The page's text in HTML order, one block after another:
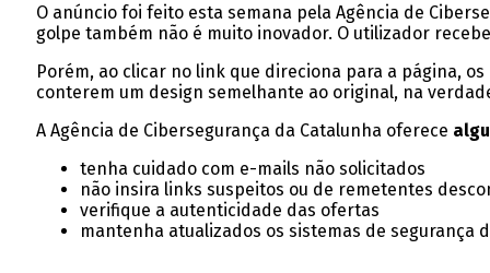
O anúncio foi feito esta semana pela Agência de
golpe também não é muito inovador. O utilizador
Porém, ao clicar no link que direciona para a página,
conterem um design semelhante ao original, na
A Agência de Cibersegurança da Catalunha oferece
tenha cuidado com e-mails não solicitados
não insira links suspeitos ou de remetentes
verifique a autenticidade das ofertas
mantenha atualizados os sistemas de segurança